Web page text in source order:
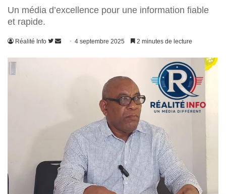
Un média d’excellence pour une information fiable
et rapide.
Réalité Info
Suivre
Envoyer4 septembre 2025 2 minutes de lecture